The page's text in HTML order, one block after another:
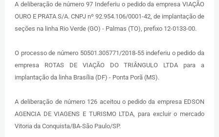
A deliberação de número 97 Indeferiu o pedido da empresa VIAÇÃO
OURO E PRATA S/A. CNPJ nº 92.954.106/0001-42, de implantação de
seções na linha Rio Verde (GO) - Palmas (TO), prefixo 12-0133-00.
O processo de número 50501.305771/2018-55 indeferiu o pedido da
empresa ROTAS DE VIAÇÃO DO TRIÂNGULO LTDA para a
implantação da linha Brasília (DF) - Ponta Porã (MS).
A deliberação de número 126 aceitou o pedido da empresa EDSON
AGENCIA DE VIAGENS E TURISMO LTDA, para excluir o mercado
Vitoria da Conquista/BA-São Paulo/SP.